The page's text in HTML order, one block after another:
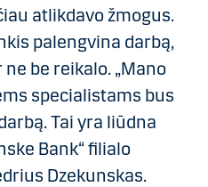
atlikdavo žmogus.
palengvina darbą,
be reikalo. „Mano
specialistams bus
Tai yra liūdna
Bank“ filialo
Dzekunskas.